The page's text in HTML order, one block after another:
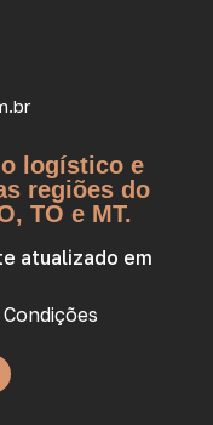
logístico e
regiões do
TO e MT.
atualizado em